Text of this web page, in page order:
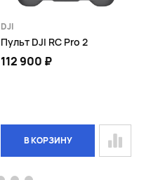
DJI
Пульт DJI RC Pro 2
112 900 ₽
В КОРЗИНУ